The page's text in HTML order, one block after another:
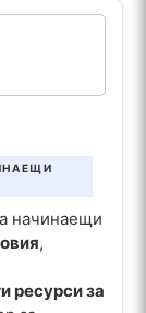
начинаещи
,
ресурси за